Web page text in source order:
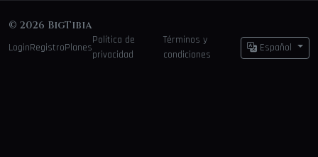
© 2026 BigTibia
LoginRegistroPlanes
Política de
privacidad
Términos y
condiciones
Español